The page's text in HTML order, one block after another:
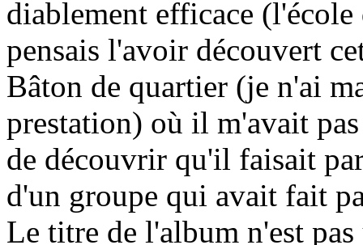
diablement efficace
pensais l'avoir découvert
Bâton de quartier (je n'ai
prestation) où il m'avait
de découvrir qu'il faisait
d'un groupe qui avait fait
Le titre de l'album n'est